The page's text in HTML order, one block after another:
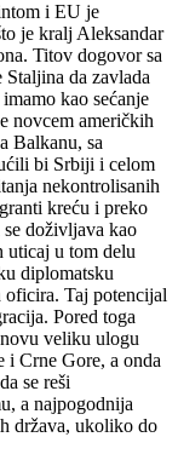
i EU je
je kralj Aleksandar
Titov dogovor sa
da zavlada
kao sećanje
novcem američkih
Balkanu, sa
bi Srbiji i celom
nekontrolisanih
kreću i preko
doživljava kao
uticaj u tom delu
diplomatsku
Taj potencijal
Pored toga
veliku ulogu
Crne Gore, a onda
se reši
a najpogodnija
država, ukoliko do